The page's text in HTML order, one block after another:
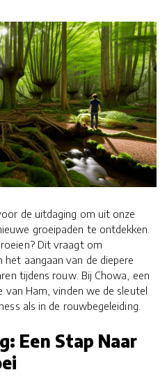
de uitdaging om uit onze
groeipaden te ontdekken.
Dit vraagt om
aangaan van de diepere
tijdens rouw. Bij Chowa, een
Ham, vinden we de sleutel
als in de rouwbegeleiding.
Een Stap Naar